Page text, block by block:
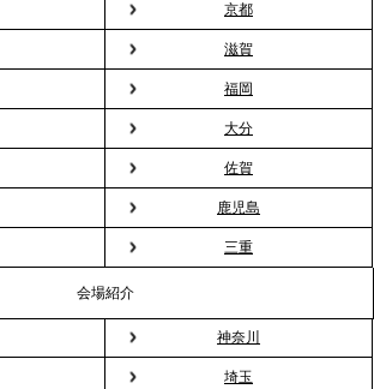
スウオッチ9」で、2ndTable「室内花
スのご案内｜2026年、春の親睦は「花
内花見。福利厚生としても注目され
しいお花見体験
スのご案内｜「室内お花見」の法人利
京都
滋賀
福岡
大分
佐賀
鹿児島
三重
会場紹介
神奈川
埼玉